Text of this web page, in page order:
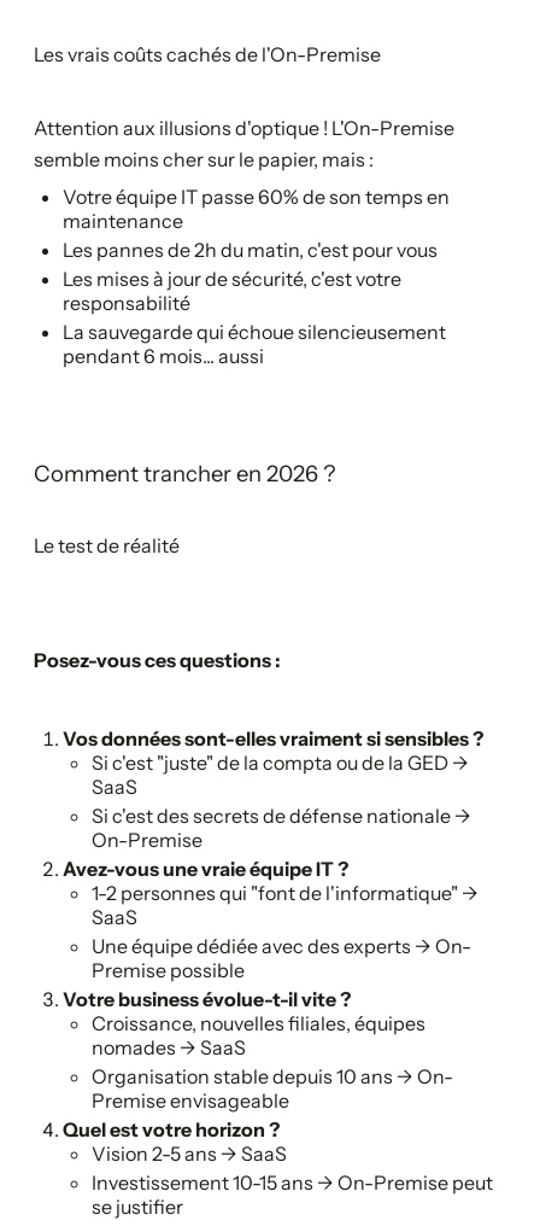
Les vrais coûts cachés de l'On-Premise
Attention aux illusions d'optique ! L'On-Premise
semble moins cher sur le papier, mais :
Votre équipe IT passe 60% de son temps en
maintenance
Les pannes de 2h du matin, c'est pour vous
Les mises à jour de sécurité, c'est votre
responsabilité
La sauvegarde qui échoue silencieusement
pendant 6 mois... aussi
Comment trancher en 2026 ?
Le test de réalité
Posez-vous ces questions :
Vos données sont-elles vraiment si sensibles ?
Si c'est "juste" de la compta ou de la GED →
SaaS
Si c'est des secrets de défense nationale →
On-Premise
Avez-vous une vraie équipe IT ?
1-2 personnes qui "font de l'informatique" →
SaaS
Une équipe dédiée avec des experts → On-
Premise possible
Votre business évolue-t-il vite ?
Croissance, nouvelles filiales, équipes
nomades → SaaS
Organisation stable depuis 10 ans → On-
Premise envisageable
Quel est votre horizon ?
Vision 2-5 ans → SaaS
Investissement 10-15 ans → On-Premise peut
se justifier